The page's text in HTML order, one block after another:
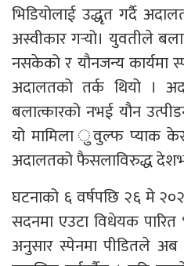
भिडियोलाई उद्धृत गर्दै
अस्वीकार गर्‍यो। युवतीले
नसकेको र यौनजन्य कार्यमा
अदालतको तर्क थियो ।
बलात्कारको नभई यौन
यो मामिला ुवुल्फ प्याक
अदालतको फैसलाविरुद्ध देशभर
घटनाको ६ वर्षपछि २६ मे
सदनमा एउटा विधेयक
अनुसार स्पेनमा पीडितले